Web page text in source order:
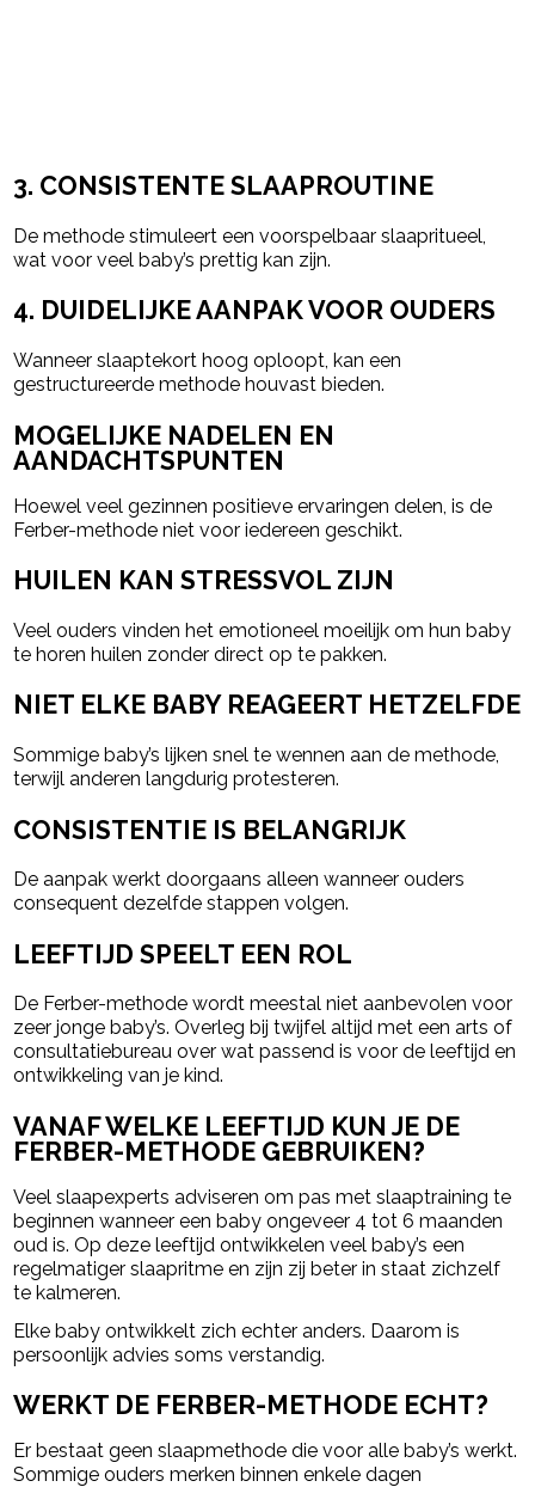
3. CONSISTENTE SLAAPROUTINE
De methode stimuleert een voorspelbaar slaapritueel,
wat voor veel baby’s prettig kan zijn.
4. DUIDELIJKE AANPAK VOOR OUDERS
Wanneer slaaptekort hoog oploopt, kan een
gestructureerde methode houvast bieden.
MOGELIJKE NADELEN EN
AANDACHTSPUNTEN
Hoewel veel gezinnen positieve ervaringen delen, is de
Ferber-methode niet voor iedereen geschikt.
HUILEN KAN STRESSVOL ZIJN
Veel ouders vinden het emotioneel moeilijk om hun baby
te horen huilen zonder direct op te pakken.
NIET ELKE BABY REAGEERT HETZELFDE
Sommige baby’s lijken snel te wennen aan de methode,
terwijl anderen langdurig protesteren.
CONSISTENTIE IS BELANGRIJK
De aanpak werkt doorgaans alleen wanneer ouders
consequent dezelfde stappen volgen.
LEEFTIJD SPEELT EEN ROL
De Ferber-methode wordt meestal niet aanbevolen voor
zeer jonge baby’s. Overleg bij twijfel altijd met een arts of
consultatiebureau over wat passend is voor de leeftijd en
ontwikkeling van je kind.
VANAF WELKE LEEFTIJD KUN JE DE
FERBER-METHODE GEBRUIKEN?
Veel slaapexperts adviseren om pas met slaaptraining te
beginnen wanneer een baby ongeveer 4 tot 6 maanden
oud is. Op deze leeftijd ontwikkelen veel baby’s een
regelmatiger slaapritme en zijn zij beter in staat zichzelf
te kalmeren.
Elke baby ontwikkelt zich echter anders. Daarom is
persoonlijk advies soms verstandig.
WERKT DE FERBER-METHODE ECHT?
Er bestaat geen slaapmethode die voor alle baby’s werkt.
Sommige ouders merken binnen enkele dagen